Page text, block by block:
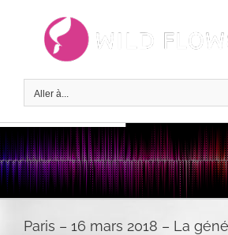
Aller à...
Paris – 16 mars 2018 – La